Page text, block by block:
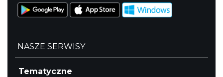
NASZE SERWISY
Tematyczne